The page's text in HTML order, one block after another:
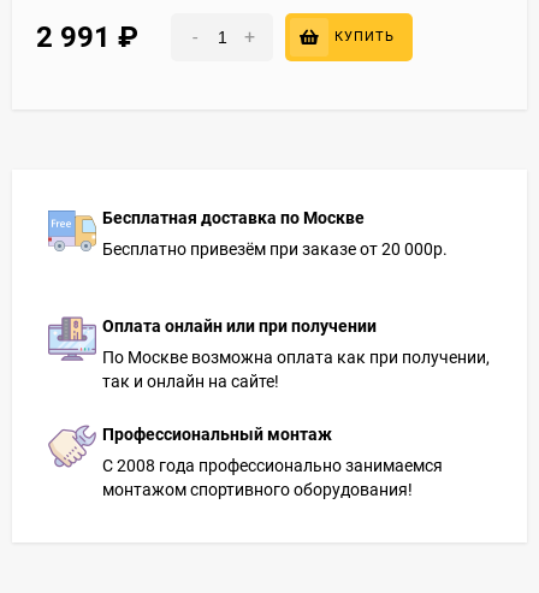
2 991 - + КУПИТЬ
Бесплатная доставка по Москве
Бесплатно привезём при заказе от 20 000р.
Оплата онлайн или при получении
По Москве возможна оплата как при получении,
так и онлайн на сайте!
Профессиональный монтаж
С 2008 года профессионально занимаемся
монтажом спортивного оборудования!